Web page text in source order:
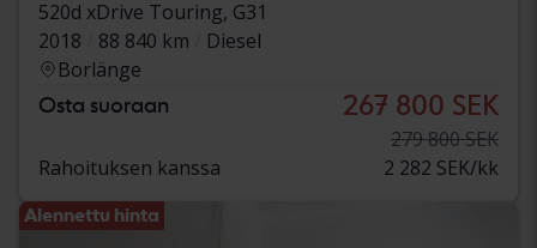
520d xDrive Touring, G31
2018
88 840 km
Diesel
Borlänge
Osta suoraan 267 800 SEK
279 800 SEK
Rahoituksen kanssa
2 282 SEK/kk
Alennettu hinta